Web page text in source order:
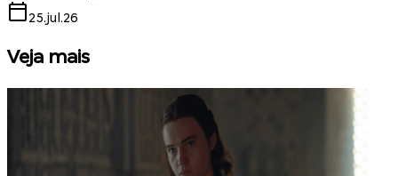
25.jul.26
Veja mais